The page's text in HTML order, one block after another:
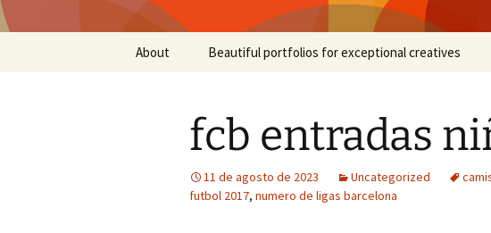
About Beautiful portfolios for exceptional creatives
fcb entradas
11 de agosto de 2023 Uncategorized
futbol 2017, numero de ligas barcelona